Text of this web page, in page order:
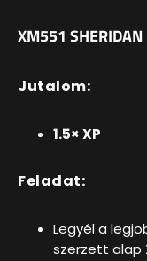
XM551
Jutalom:
1.5× XP
Feladat:
Legyél a
szerzett alap